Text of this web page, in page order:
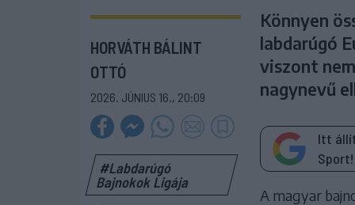
HORVÁTH BÁLINT
OTTÓ
2026. JÚNIUS 16., 20:09
#Labdarúgó
Bajnokok Ligája
Könnyen
labdarúgó
viszont
nagynevű
Itt
Sport!
A magyar